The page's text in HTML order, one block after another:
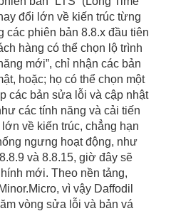
đổi lớn về kiến ​​trúc từng
các phiên bản 8.8.x đầu tiên
hàng có thể chọn lộ trình
mới”, chỉ nhận các bản
hoặc; họ có thể chọn một
các bản sửa lỗi và cập nhật
các tính năng và cải tiến
về kiến ​​trúc, chẳng hạn
ngưng hoạt động, như
và 8.8.15, giờ đây sẽ
mới. Theo nền tảng,
vì vậy Daffodil
vòng sửa lỗi và bản vá